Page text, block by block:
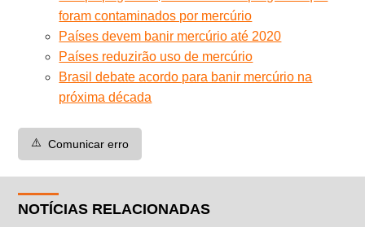
foram contaminados por mercúrio
Países devem banir mercúrio até 2020
Países reduzirão uso de mercúrio
Brasil debate acordo para banir mercúrio na
próxima década
⚠️ Comunicar erro
NOTÍCIAS RELACIONADAS